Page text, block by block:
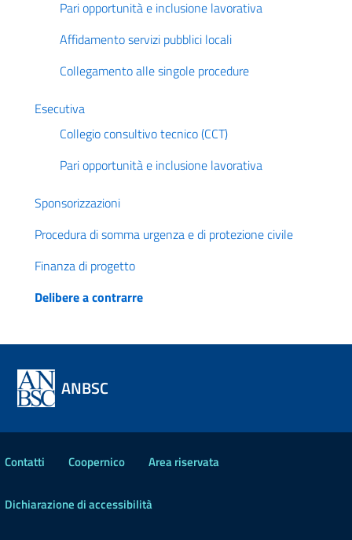
Pari opportunità e inclusione lavorativa
Affidamento servizi pubblici locali
Collegamento alle singole procedure
Esecutiva
Collegio consultivo tecnico (CCT)
Pari opportunità e inclusione lavorativa
Sponsorizzazioni
Procedura di somma urgenza e di protezione civile
Finanza di progetto
Delibere a contrarre
ANBSC
Contatti Coopernico Area riservata
Dichiarazione di accessibilità